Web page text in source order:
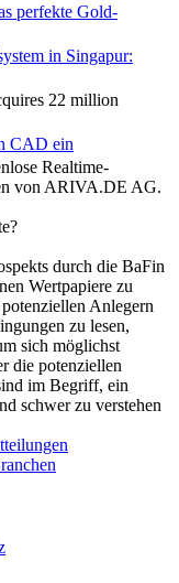
perfekte Gold-
in Singapur:
22 million
CAD ein
Realtime-
von ARIVA.DE AG.
durch die BaFin
Wertpapiere zu
Anlegern
zu lesen,
sich möglichst
die potenziellen
im Begriff, ein
schwer zu verstehen